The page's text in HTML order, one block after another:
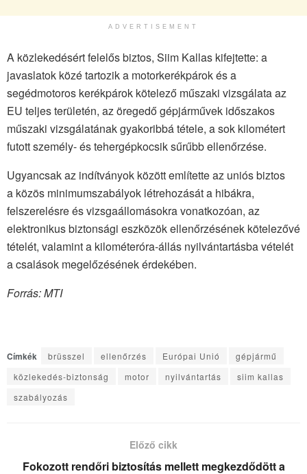
ADVERTISEMENT
A közlekedésért felelős biztos, Siim Kallas kifejtette: a
javaslatok közé tartozik a motorkerékpárok és a
segédmotoros kerékpárok kötelező műszaki vizsgálata az
EU teljes területén, az öregedő gépjárművek időszakos
műszaki vizsgálatának gyakoribbá tétele, a sok kilométert
futott személy- és tehergépkocsik sűrűbb ellenőrzése.
Ugyancsak az indítványok között említette az uniós biztos
a közös minimumszabályok létrehozását a hibákra,
felszerelésre és vizsgaállomásokra vonatkozóan, az
elektronikus biztonsági eszközök ellenőrzésének kötelezővé
tételét, valamint a kilométeróra-állás nyilvántartásba vételét
a csalások megelőzésének érdekében.
Forrás: MTI
Címkék brüsszel ellenőrzés Európai Unió
gépjármű
közlekedés-biztonság
motor nyilvántartás
siim kallas
szabályozás
Előző cikk
Fokozott rendőri biztosítás mellett megkezdődött a